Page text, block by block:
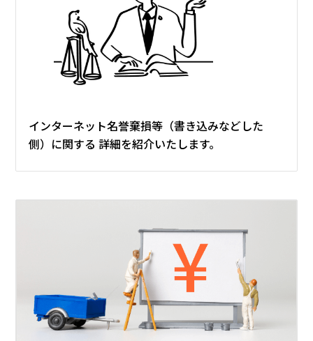
インターネット名誉棄損等（書き込みなどした
側）に関する 詳細を紹介いたします。